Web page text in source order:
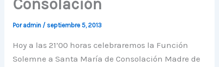
Consolación
Por admin / septiembre 5, 2013
Hoy a las 21’00 horas celebraremos la Función
Solemne a Santa María de Consolación Madre de